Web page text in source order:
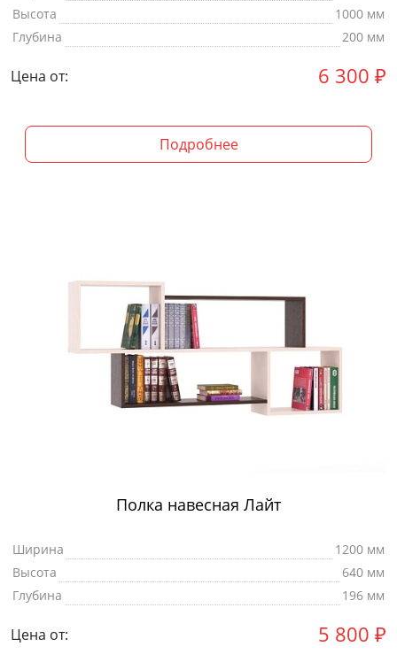
Высота
1000 мм
Глубина
200 мм
Цена от: 6 300 ₽
Подробнее
Полка навесная Лайт
Ширина
1200 мм
Высота
640 мм
Глубина
196 мм
Цена от: 5 800 ₽